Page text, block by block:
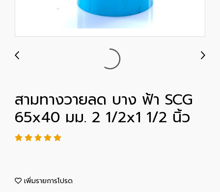
สามทางวายลด บาง ฟ้า SCG
65x40 มม. 2 1/2x1 1/2 นิ้ว
เพิ่มรายการโปรด